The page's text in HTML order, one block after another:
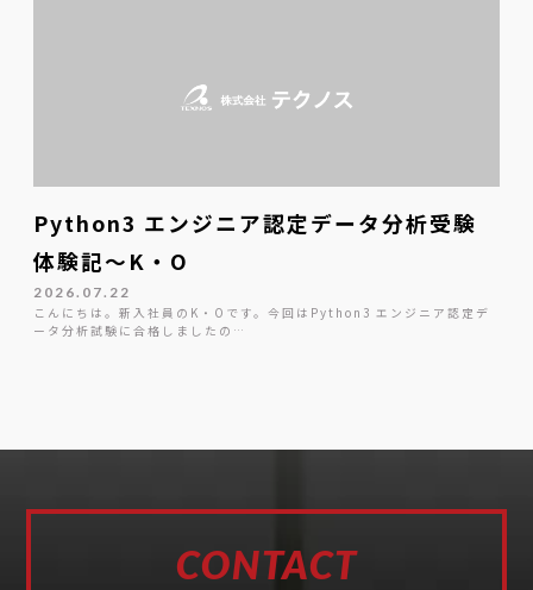
Python3 エンジニア認定データ分析受験
体験記～K・O
2026.07.22
こんにちは。新入社員のK・Oです。今回はPython3 エンジニア認定デ
ータ分析試験に合格しましたの…
CONTACT